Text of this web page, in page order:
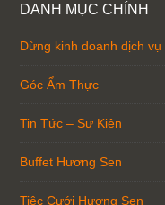
DANH MỤC CHÍNH
Dừng kinh doanh dịch
Góc Ẩm Thực
Tin Tức – Sự Kiện
Buffet Hương Sen
Tiệc Cưới Hương Sen